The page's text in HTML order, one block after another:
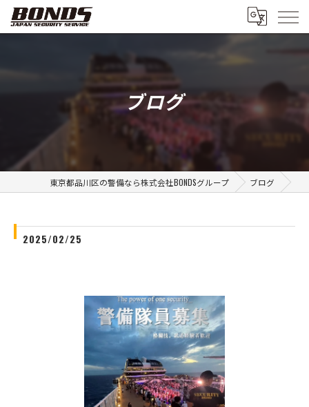
ブログ
東京都品川区の警備なら株式会社BONDSグループ ブログ
2025/02/25